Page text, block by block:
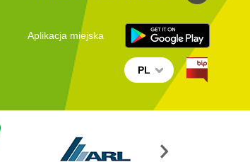
Aplikacja miejska
PL